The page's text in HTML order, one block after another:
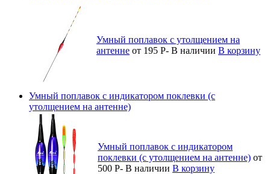
Умный поплавок с утолщением на
антенне от 195 Р- В наличии В корзину
Умный поплавок с индикатором поклевки (с
утолщением на антенне)
Умный поплавок с индикатором
поклевки (с утолщением на антенне) от
500 Р- В наличии В корзину